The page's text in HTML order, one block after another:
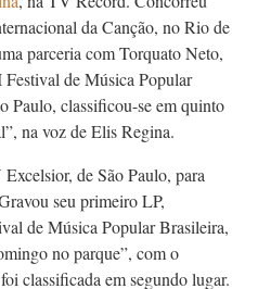
da Canção, no Rio de
parceria com Torquato Neto,
de Música Popular
Paulo, classificou-se em quinto
na voz de Elis Regina.
de São Paulo, para
seu primeiro LP,
de Música Popular Brasileira,
no parque”, com o
classificada em segundo lugar.